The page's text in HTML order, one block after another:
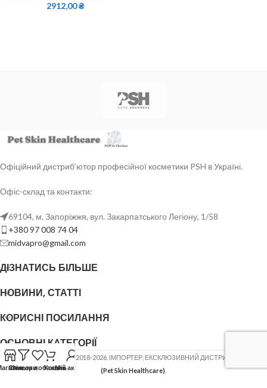
2912,00₴
Офіційний дистриб’ютор професійної косметики PSH в Україні.
Офіс-склад та контакти:
69104, м. Запоріжжя, вул. Закарпатського Легіону, 1/58
+380 97 008 74 04
midvapro@gmail.com
ДІЗНАТИСЬ БІЛЬШЕ
НОВИНИ, СТАТТІ
КОРИСНІ ПОСИЛАННЯ
ОСНОВНІ КАТЕГОРІЇ
ФОП ШОВГЕНЮК Ю.В. 2018-2026. ІМПОРТЕР, ЕКСКЛЮЗИВНИЙ ДИСТРИБ'ЮТОР
(Pet Skin Healthcare)
Фільтри
Список побажань
КошикМій акаунт